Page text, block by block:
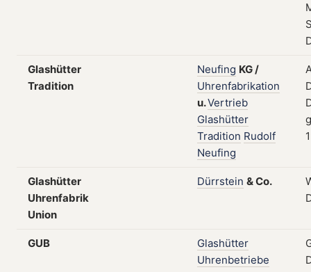
Glashütter
Tradition
Neufing KG/
Uhrenfabrikation
u.Vertrieb
Glashütter
Tradition Rudolf
Neufing
Glashütter
Uhrenfabrik
Union
Dürrstein &Co.
GUB
Glashütter
Uhrenbetriebe